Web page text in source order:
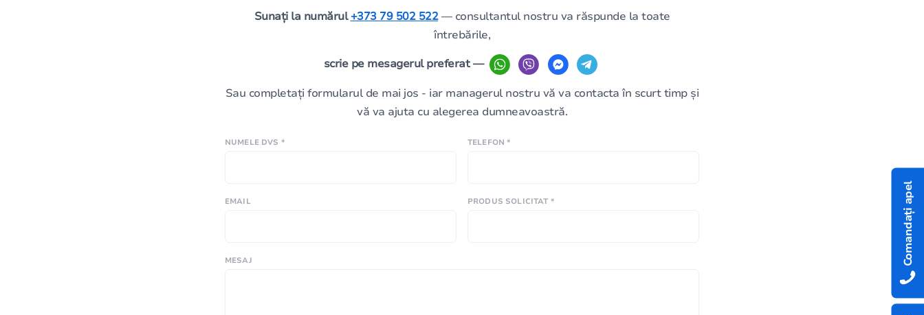
Sunați la numărul+373 79 502 522— consultantul nostru va răspunde la toate
întrebările,
scrie pe mesagerul preferat —
Sau completați formularul de mai jos - iar managerul nostru vă va contacta în scurt timp și
vă va ajuta cu alegerea dumneavoastră.
NUMELE DVS * TELEFON *
EMAIL PRODUS SOLICITAT *
MESAJ Comandați apel